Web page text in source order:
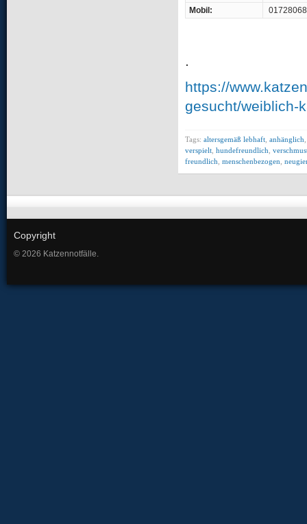
Mobil:
.
https://
gesucht/weiblich-
Tags: altersgemäß lebhaft anhänglich
verspielt hundefreundlich
freundlich menschenbezogen
Copyright
© 2026 Katzennotfälle.